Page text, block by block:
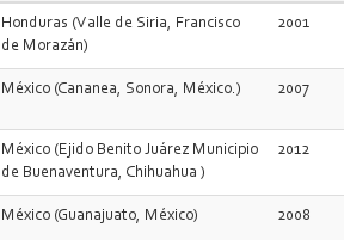
Honduras (Valle de Siria, Francisco
de Morazán)
2001
México (Cananea, Sonora, México.) 2007
México (Ejido Benito Juárez Municipio
de Buenaventura, Chihuahua )
2012
México (Guanajuato, México) 2008